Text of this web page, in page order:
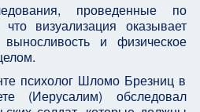
проведенные по
визуализация оказывает
и физическое
психолог Шломо Брезниц в
(Иерусалим) обследовал